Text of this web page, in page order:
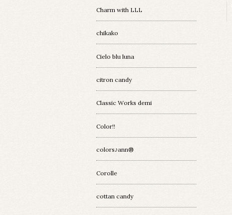
Charm with LLL
chikako
Cielo blu luna
citron candy
Classic Works demi
Color!!
colors♪ann®︎
Corolle
cottan candy